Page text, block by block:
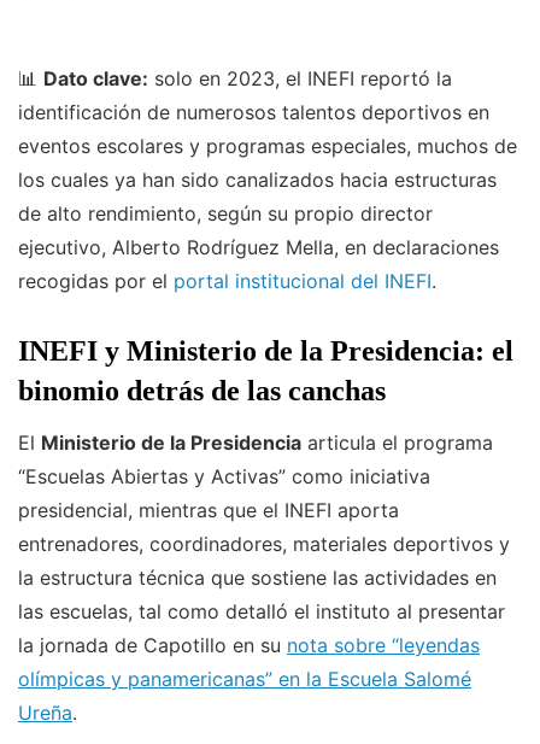
📊 Dato clave: solo en 2023, el INEFI reportó la
identificación de numerosos talentos deportivos en
eventos escolares y programas especiales, muchos de
los cuales ya han sido canalizados hacia estructuras
de alto rendimiento, según su propio director
ejecutivo, Alberto Rodríguez Mella, en declaraciones
recogidas por el portal institucional del INEFI.
INEFI y Ministerio de la Presidencia: el
binomio detrás de las canchas
El Ministerio de la Presidencia articula el programa
“Escuelas Abiertas y Activas” como iniciativa
presidencial, mientras que el INEFI aporta
entrenadores, coordinadores, materiales deportivos y
la estructura técnica que sostiene las actividades en
las escuelas, tal como detalló el instituto al presentar
la jornada de Capotillo en su nota sobre “leyendas
olímpicas y panamericanas” en la Escuela Salomé
Ureña.